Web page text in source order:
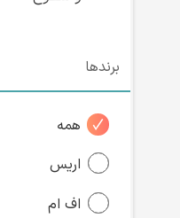
برندها
همه
اریس
اف ام